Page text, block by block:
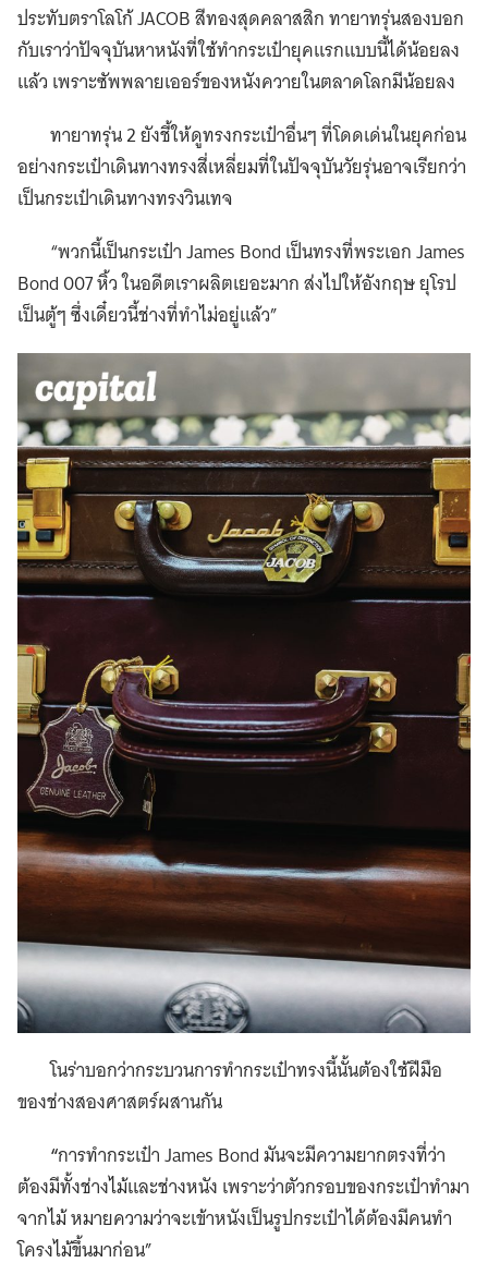
ประทับตราโลโก้ JACOB สีทองสุดคลาสสิก ทายาทรุ่นสองบอก
กับเราว่าปัจจุบันหาหนังที่ใช้ทำกระเป๋ายุคแรกแบบนี้ได้น้อยลง
แล้ว เพราะซัพพลายเออร์ของหนังควายในตลาดโลกมีน้อยลง
ทายาทรุ่น 2 ยังชี้ให้ดูทรงกระเป๋าอื่นๆ ที่โดดเด่นในยุคก่อน
อย่างกระเป๋าเดินทางทรงสี่เหลี่ยมที่ในปัจจุบันวัยรุ่นอาจเรียกว่า
เป็นกระเป๋าเดินทางทรงวินเทจ
“พวกนี้เป็นกระเป๋า James Bond เป็นทรงที่พระเอก James
Bond 007 หิ้ว ในอดีตเราผลิตเยอะมาก ส่งไปให้อังกฤษ ยุโรป
เป็นตู้ๆ ซึ่งเดี๋ยวนี้ช่างที่ทำไม่อยู่แล้ว”
โนร่าบอกว่ากระบวนการทำกระเป๋าทรงนี้นั้นต้องใช้ฝีมือ
ของช่างสองศาสตร์ผสานกัน
“การทำกระเป๋า James Bond มันจะมีความยากตรงที่ว่า
ต้องมีทั้งช่างไม้และช่างหนัง เพราะว่าตัวกรอบของกระเป๋าทำมา
จากไม้ หมายความว่าจะเข้าหนังเป็นรูปกระเป๋าได้ต้องมีคนทำ
โครงไม้ขึ้นมาก่อน”